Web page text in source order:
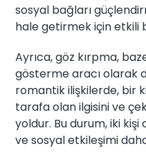
sosyal bağları
hale getirmek için etkili
Ayrıca, göz kırpma,
gösterme aracı olarak
romantik ilişkilerde, bir
tarafa olan ilgisini ve
yoldur. Bu durum, iki
ve sosyal etkileşimi